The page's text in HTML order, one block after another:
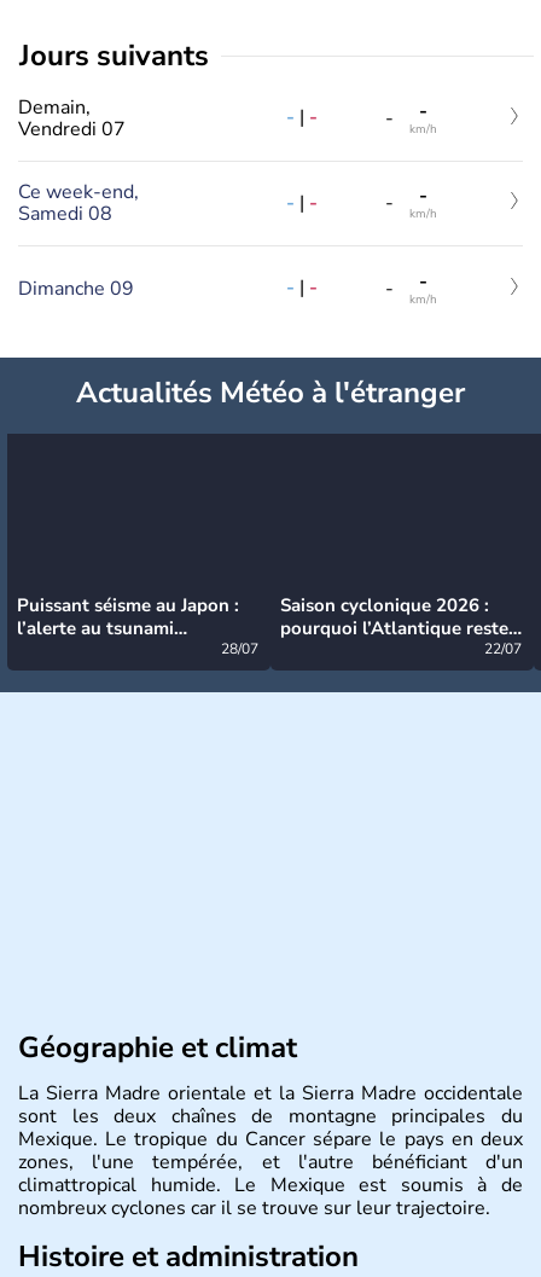
jours suivants
Demain,
Vendredi 07
- | - - -
km/h
Ce week-end,
Samedi 08
- | - - -
km/h
Dimanche 09 - | - - -
km/h
Actualités Météo à l'étranger
Puissant séisme au Japon :
l’alerte au tsunami
28/07
Saison cyclonique 2026 :
pourquoi l’Atlantique reste
22/07
Géographie et climat
La Sierra Madre orientale et la Sierra Madre occidentale
sont les deux chaînes de montagne principales du
Mexique. Le tropique du Cancer sépare le pays en deux
zones, l'une tempérée, et l'autre bénéficiant d'un
climattropical humide. Le Mexique est soumis à de
nombreux cyclones car il se trouve sur leur trajectoire.
Histoire et administration